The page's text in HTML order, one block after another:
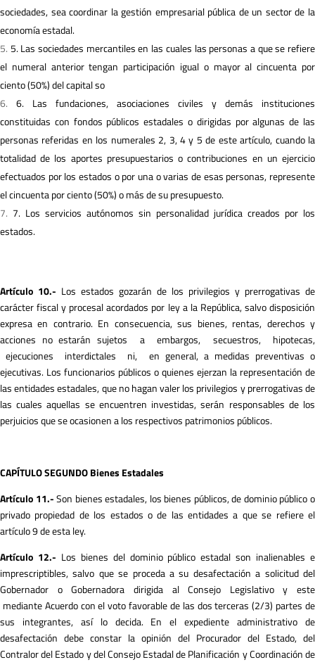
sociedades, sea coordinar la gestión empresarial pública de un sector de la
economía estadal.
5. Las sociedades mercantiles en las cuales las personas a que se refiere
el numeral anterior tengan participación igual o mayor al cincuenta por
ciento (50%) del capital so
6. Las fundaciones, asociaciones civiles y demás instituciones
constituidas con fondos públicos estadales o dirigidas por algunas de las
personas referidas en los numerales 2, 3, 4 y 5 de este artículo, cuando la
totalidad de los aportes presupuestarios o contribuciones en un ejercicio
efectuados por los estados o por una o varias de esas personas, represente
el cincuenta por ciento (50%) o más de su presupuesto.
7. Los servicios autónomos sin personalidad jurídica creados por los
estados.
Artículo 10.- Los estados gozarán de los privilegios y prerrogativas de
carácter fiscal y procesal acordados por ley a la República, salvo disposición
expresa en contrario. En consecuencia, sus bienes, rentas, derechos y
acciones no estarán sujetos a embargos, secuestros, hipotecas,
ejecuciones interdictales ni, en general, a medidas preventivas o
ejecutivas. Los funcionarios públicos o quienes ejerzan la representación de
las entidades estadales, que no hagan valer los privilegios y prerrogativas de
las cuales aquellas se encuentren investidas, serán responsables de los
perjuicios que se ocasionen a los respectivos patrimonios públicos.
CAPÍTULO SEGUNDO Bienes Estadales
Artículo 11.-Son bienes estadales, los bienes públicos, de dominio público o
privado propiedad de los estados o de las entidades a que se refiere el
artículo 9 de esta ley.
Artículo 12.- Los bienes del dominio público estadal son inalienables e
imprescriptibles, salvo que se proceda a su desafectación a solicitud del
Gobernador o Gobernadora dirigida al Consejo Legislativo y este
mediante Acuerdo con el voto favorable de las dos terceras (2/3) partes de
sus integrantes, así lo decida. En el expediente administrativo de
desafectación debe constar la opinión del Procurador del Estado, del
Contralor del Estado y del Consejo Estadal de Planificación y Coordinación de